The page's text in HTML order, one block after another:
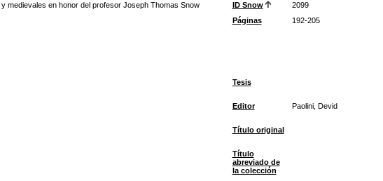
medievales en honor del profesor Joseph Thomas Snow ID Snow
2099
Páginas
192-205
Tesis
Editor Paolini, Devid
Título original
Título
abreviado de
la colección